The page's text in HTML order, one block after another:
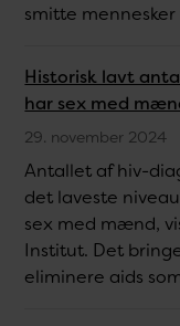
smitte
Historisk lavt
har sex med
29. november 2024
Antallet af hiv-
det laveste
sex med mænd,
Institut. Det
eliminere aids